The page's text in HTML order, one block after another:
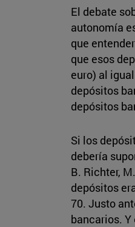
El debate
autonomía
que
que esos
euro) al
depósitos
depósitos
Si los
debería
B. Richter,
depósitos
70. Justo
bancarios.